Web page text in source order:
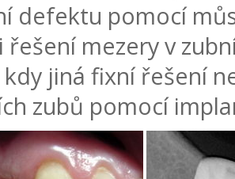
defektu pomocí
řešení mezery v
jiná fixní řešení
zubů pomocí